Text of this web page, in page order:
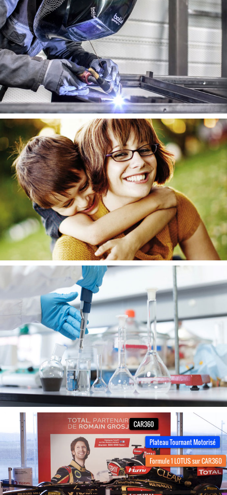
Studio Photo 360° VO
Métallerie Martin
Allo Parlons d’Enfants
NTS – Normalisation Traitement de Surface